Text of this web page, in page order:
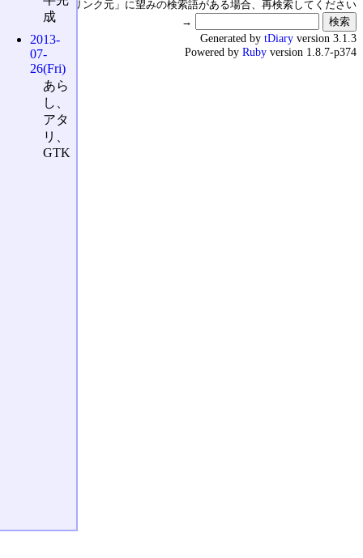
↑の「本日のリンク元」に望みの検索語がある場合、再検索してください
→
成
2013-
07-
26(Fri)
あら
し、
アタ
リ、
GTK
Generated by tDiary version 3.1.3
Powered by Ruby version 1.8.7-p374